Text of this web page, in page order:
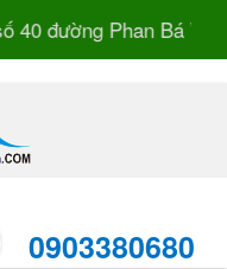
đường Phan Bá Vành
0903380680